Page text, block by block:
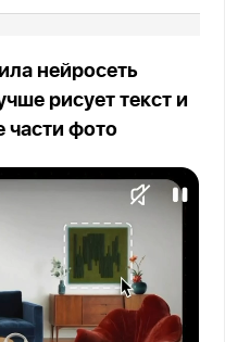
нейросеть
рисует текст и
части фото